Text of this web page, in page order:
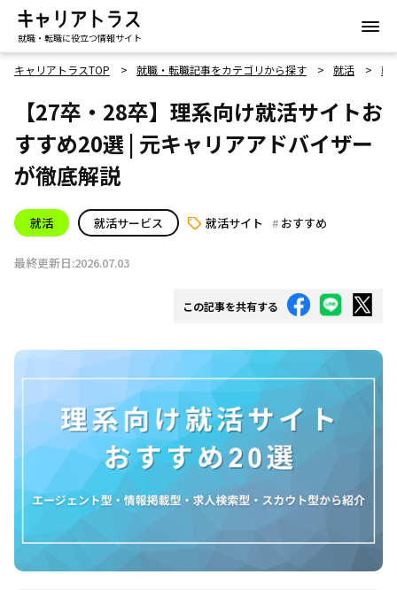
就職・転職に役立つ情報サイト
キャリアトラスTOP 就職・転職記事をカテゴリから探す 就活 就
【27卒・28卒】理系向け就活サイトお
すすめ20選 | 元キャリアアドバイザー
が徹底解説
就活 就活サービス 就活サイト おすすめ
最終更新日:2026.07.03
この記事を共有する